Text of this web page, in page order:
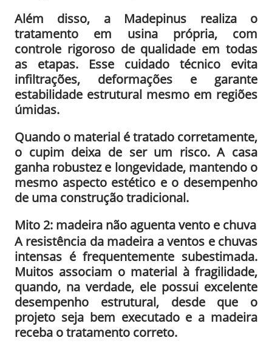
Além disso, a Madepinus realiza o
tratamento em usina própria, com
controle rigoroso de qualidade em todas
as etapas. Esse cuidado técnico evita
infiltrações, deformações e garante
estabilidade estrutural mesmo em regiões
úmidas.
Quando o material é tratado corretamente,
o cupim deixa de ser um risco. A casa
ganha robustez e longevidade, mantendo o
mesmo aspecto estético e o desempenho
de uma construção tradicional.
Mito 2: madeira não aguenta vento e chuva
A resistência da madeira a ventos e chuvas
intensas é frequentemente subestimada.
Muitos associam o material à fragilidade,
quando, na verdade, ele possui excelente
desempenho estrutural, desde que o
projeto seja bem executado e a madeira
receba o tratamento correto.